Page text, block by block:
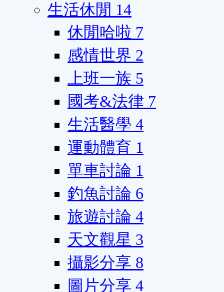
生活休閒 14
休閒哈啦 7
感情世界 2
上班一族 5
國考&法律 7
生活醫學 4
運動體育 1
單車討論 1
釣魚討論 6
旅遊討論 4
天文觀星 3
攝影分享 8
圖片分享 4